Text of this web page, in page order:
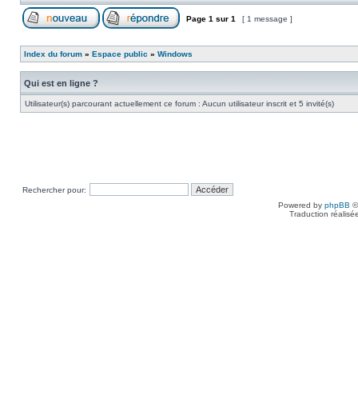
Page 1 sur 1 [ 1 message ]
Index du forum » Espace public » Windows
Qui est en ligne ?
Utilisateur(s) parcourant actuellement ce forum : Aucun utilisateur inscrit et 5 invité(s)
Rechercher pour:
Powered by phpBB
Traduction